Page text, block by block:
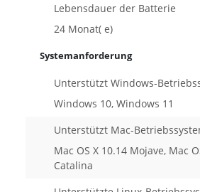
Lebensdauer der Batterie
24 Monat( e)
Systemanforderung
Unterstützt Windows-
Windows 10, Windows 11
Unterstützt Mac-
Mac OS X 10.14 Mojave, Mac
Catalina